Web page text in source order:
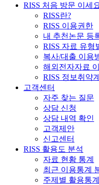
RISS 처음 방문 이세
RISS란?
RISS 이용권한
내 추천논문 등
RISS 자료 유형
복사/대출 이용
해외전자자료
RISS 정보취약
고객센터
자주 찾는 질문
상담 신청
상담 내역 확인
고객제안
신고센터
RISS 활용도 분석
자료 현황 통계
최근 이용통계
주제별 활용통